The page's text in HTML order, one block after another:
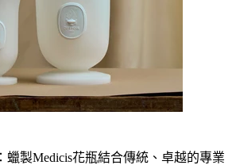
蠟製Medicis花瓶結合傳統、卓越的專業